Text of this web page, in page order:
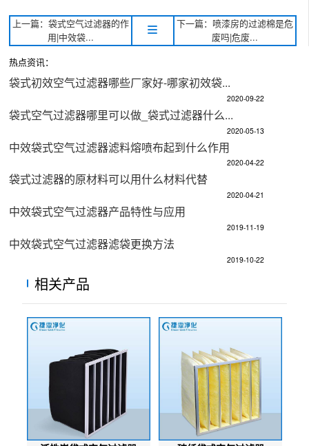
上一篇：袋式空气过滤器的作
用|中效袋...
下一篇：喷漆房的过滤棉是危
废吗|危废...
热点资讯：
袋式初效空气过滤器哪些厂家好-哪家初效袋...
2020-09-22
袋式空气过滤器哪里可以做_袋式过滤器什么...
2020-05-13
中效袋式空气过滤器滤料熔喷布起到什么作用
2020-04-22
袋式过滤器的原材料可以用什么材料代替
2020-04-21
中效袋式空气过滤器产品特性与应用
2019-11-19
中效袋式空气过滤器滤袋更换方法
2019-10-22
相关产品